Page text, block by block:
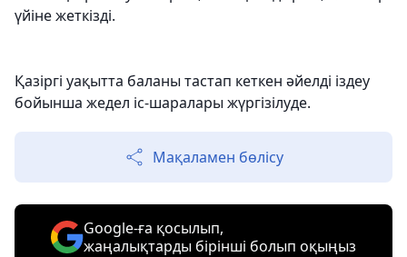
үйіне жеткізді.
Қазіргі уақытта баланы тастап кеткен әйелді іздеу
бойынша жедел іс-шаралары жүргізілуде.
Мақаламен бөлісу
Google-ға қосылып,
жаңалықтарды бірінші болып оқыңыз